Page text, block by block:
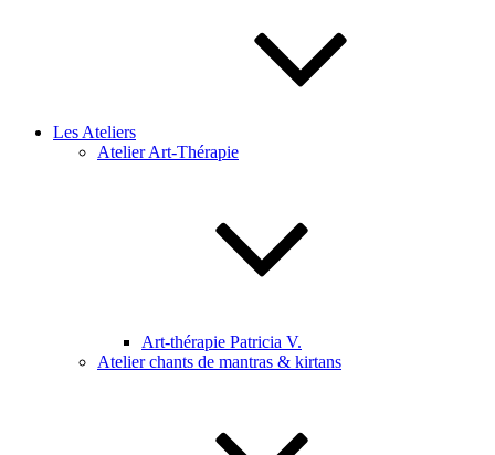
Les Ateliers
Atelier Art-Thérapie
Art-thérapie Patricia V.
Atelier chants de mantras & kirtans